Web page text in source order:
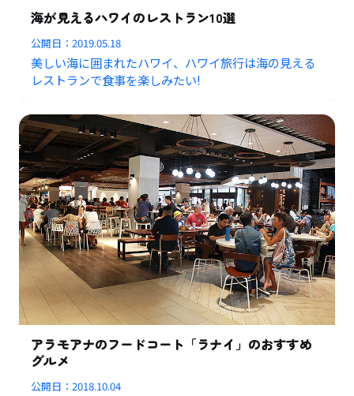
海が見えるハワイのレストラン10選
公開日：2019.05.18
美しい海に囲まれたハワイ、ハワイ旅行は海の見える
レストランで食事を楽しみたい!
アラモアナのフードコート「ラナイ」のおすすめ
グルメ
公開日：2018.10.04